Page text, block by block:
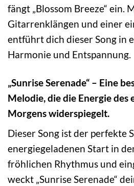
fängt „Blossom Breeze“ ein.
Gitarrenklängen und einer
entführt dich dieser Song in
Harmonie und Entspannung.
„Sunrise Serenade“ – Eine
Melodie, die die Energie des
Morgens widerspiegelt.
Dieser Song ist der perfekte
energiegeladenen Start in
fröhlichen Rhythmus und
weckt „Sunrise Serenade“